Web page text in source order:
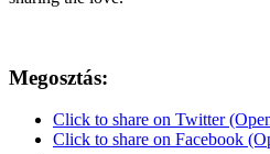
Megosztás:
Click to share on Twitter
Click to share on Facebook